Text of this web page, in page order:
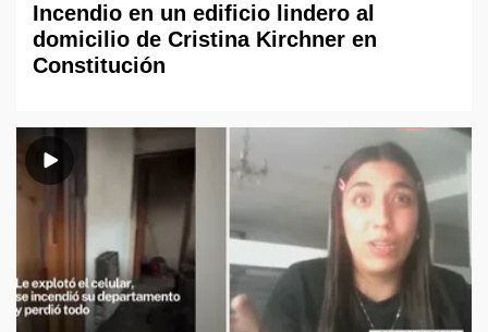
Incendio en un edificio lindero al
domicilio de Cristina Kirchner en
Constitución